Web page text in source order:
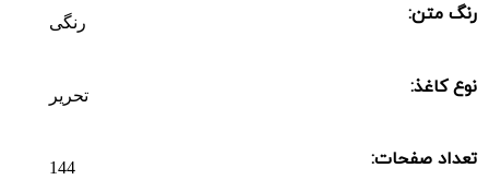
رنگ متن: رنگی
نوع کاغذ: تحریر
تعداد صفحات: 144